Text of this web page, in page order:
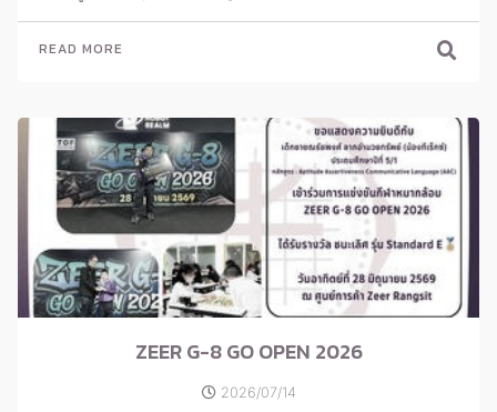
READ MORE
ZEER G-8 GO OPEN 2026
2026/07/14